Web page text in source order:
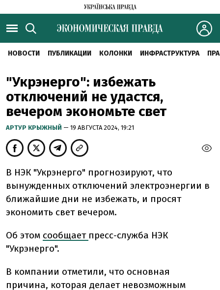
НОВОСТИ ПУБЛИКАЦИИ КОЛОНКИ ИНФРАСТРУКТУРА
"Укрэнерго": избежать
отключений не удастся,
вечером экономьте свет
АРТУР КРЫЖНЫЙ — 19 АВГУСТА 2024, 19:21
В НЭК "Укрэнерго" прогнозируют, что
вынужденных отключений электроэнергии в
ближайшие дни не избежать, и просят
экономить свет вечером.
Об этом сообщает пресс-служба НЭК
"Укрэнерго".
В компании отметили, что основная
причина, которая делает невозможным